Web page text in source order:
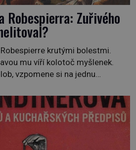
Robespierra: Zuřivého
krutými bolestmi.
mu víří kolotoč myšlenek.
vzpomene si na jednu
osud. Tehdy se jí vysmál.
hodně daleko,“ prohlásil o něm
revolucionář, Honoré de